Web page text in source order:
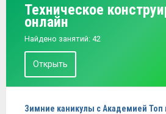
Техническое
онлайн
Найдено занятий: 42
Открыть
Зимние каникулы с Академией Топ